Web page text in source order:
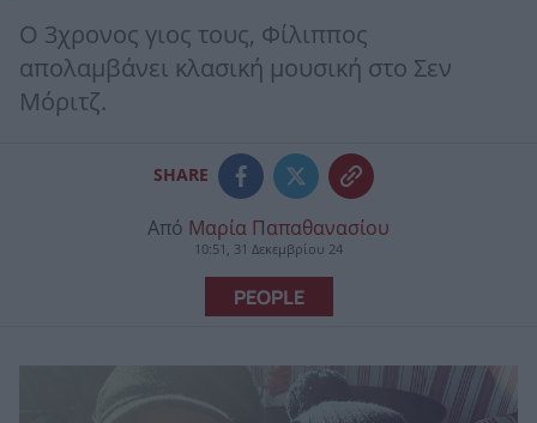
Ο 3χρονος γιος τους, Φίλιππος
απολαμβάνει κλασική μουσική στο Σεν
Μόριτζ.
SHARE
Από Μαρία Παπαθανασίου
10:51, 31 Δεκεμβρίου 24
PEOPLE